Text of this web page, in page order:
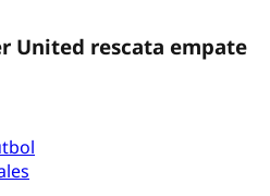
United rescata empate